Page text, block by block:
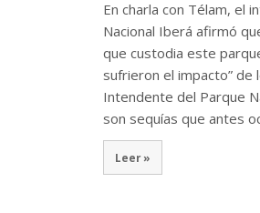
En charla con Télam, el
Nacional Iberá afirmó
que custodia este
sufrieron el impacto” de
Intendente del Parque
son sequías que antes
Leer »